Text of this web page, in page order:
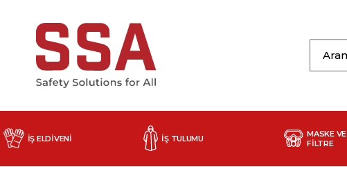
İŞ ELDİVENİ İŞ TULUMU
MASKE VE
FİLTRE